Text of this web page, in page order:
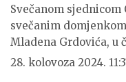
Svečanom
svečanim
Mladena Grdovića, u
28. kolovoza 2024.